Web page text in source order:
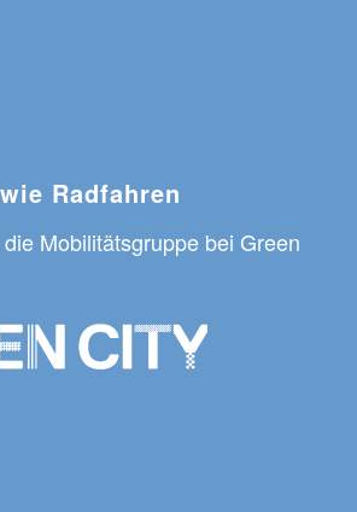
Radfahren
Mobilitätsgruppe bei Green